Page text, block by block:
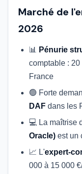
Marché de
2026
📊 Pénurie
comptable :
France
🟢 Forte
DAF dans les
💻 La maîtrise
Oracle) est un
📈 L'expert-
000 à 15 000